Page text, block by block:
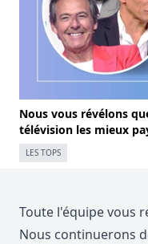
Nous vous révélons
télévision les mieux
LES TOPS
Toute l'équipe vous
Nous continuerons